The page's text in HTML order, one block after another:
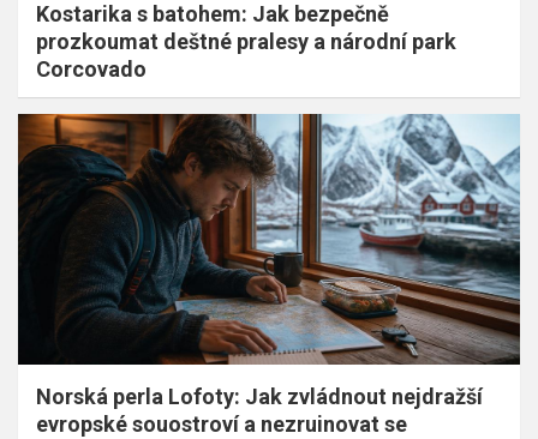
Kostarika s batohem: Jak bezpečně
prozkoumat deštné pralesy a národní park
Corcovado
Norská perla Lofoty: Jak zvládnout nejdražší
evropské souostroví a nezruinovat se